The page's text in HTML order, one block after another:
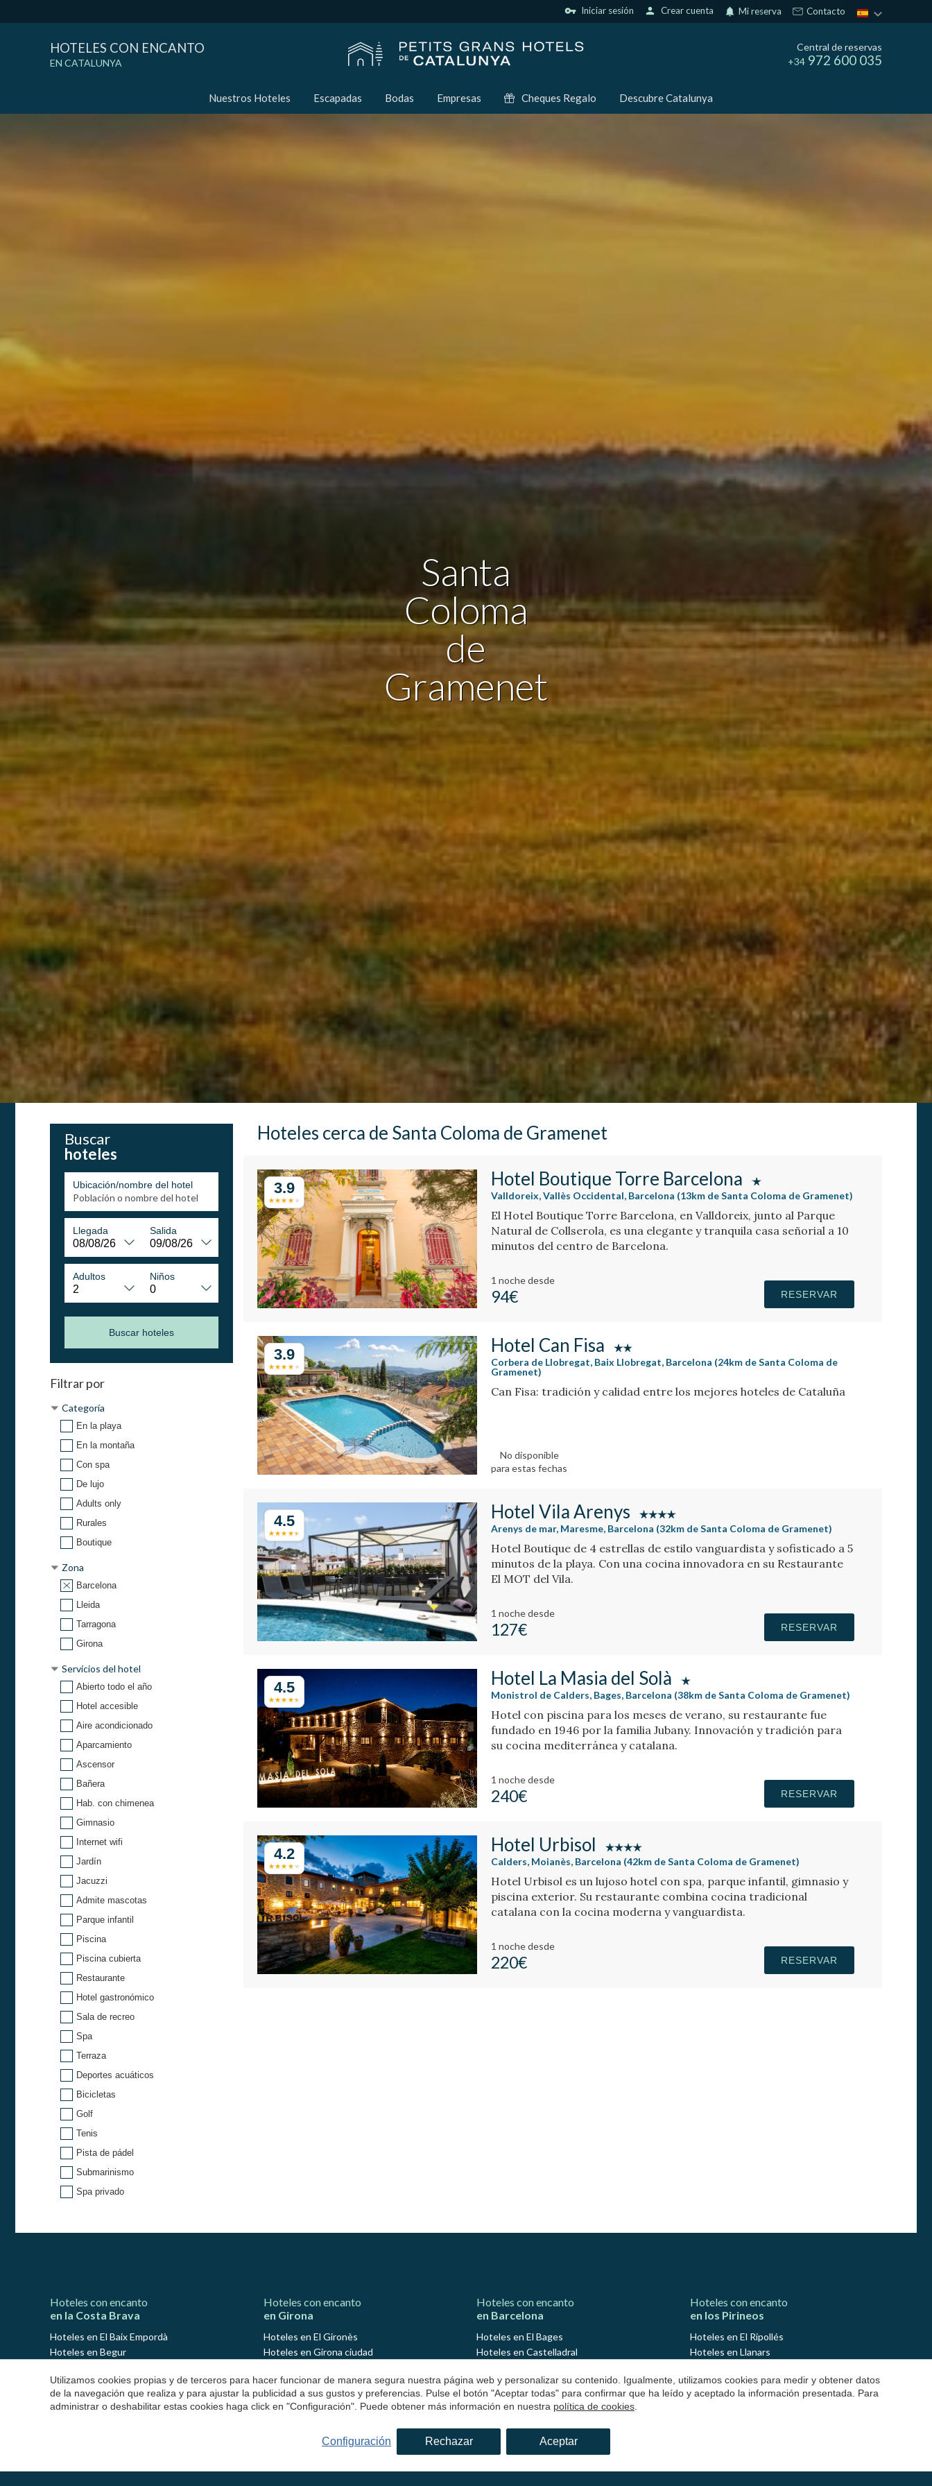
vpn_key Iniciar sesión person Crear cuenta notifications Mi reserva Contacto
HOTELES CON ENCANTO
EN CATALUNYA
Central de reservas
+34 972 600 035
Nuestros Hoteles Escapadas Bodas Empresas Cheques Regalo Descubre Catalunya
Santa
Coloma
de
Gramenet
Buscar
hoteles
Ubicación/nombre del hotel
Llegada Salida
Adultos Niños
Buscar hoteles
Filtrar por
Categoría
En la playa
En la montaña
Con spa
De lujo
Adults only
Rurales
Boutique
Zona
Barcelona
Lleida
Tarragona
Girona
Servicios del hotel
Abierto todo el año
Hotel accesible
Aire acondicionado
Aparcamiento
Ascensor
Bañera
Hab. con chimenea
Gimnasio
Internet wifi
Jardín
Jacuzzi
Admite mascotas
Parque infantil
Piscina
Piscina cubierta
Restaurante
Hotel gastronómico
Sala de recreo
Spa
Terraza
Deportes acuáticos
Bicicletas
Golf
Tenis
Pista de pádel
Submarinismo
Spa privado
Hoteles cerca de Santa Coloma de Gramenet
3.9 Hotel Boutique Torre Barcelona
Valldoreix, Vallès Occidental, Barcelona (13km de Santa Coloma de Gramenet)
El Hotel Boutique Torre Barcelona, en Valldoreix, junto al Parque
Natural de Collserola, es una elegante y tranquila casa señorial a 10
minutos del centro de Barcelona.
1 nochedesde
94€ RESERVAR
3.9 Hotel Can Fisa
Corbera de Llobregat, Baix Llobregat, Barcelona (24km de Santa Coloma de
Gramenet)
Can Fisa: tradición y calidad entre los mejores hoteles de Cataluña
No disponible
para estas fechas
4.5 Hotel Vila Arenys
Arenys de mar, Maresme, Barcelona (32km de Santa Coloma de Gramenet)
Hotel Boutique de 4 estrellas de estilo vanguardista y sofisticado a 5
minutos de la playa. Con una cocina innovadora en su Restaurante
El MOT del Vila.
1 nochedesde
127€ RESERVAR
4.5 Hotel La Masia del Solà
Monistrol de Calders, Bages, Barcelona (38km de Santa Coloma de Gramenet)
Hotel con piscina para los meses de verano, su restaurante fue
fundado en 1946 por la familia Jubany. Innovación y tradición para
su cocina mediterránea y catalana.
1 nochedesde
240€ RESERVAR
4.2 Hotel Urbisol
Calders, Moianès, Barcelona (42km de Santa Coloma de Gramenet)
Hotel Urbisol es un lujoso hotel con spa, parque infantil, gimnasio y
piscina exterior. Su restaurante combina cocina tradicional
catalana con la cocina moderna y vanguardista.
1 nochedesde
220€ RESERVAR
Hoteles con encanto
en la Costa Brava
Hoteles en El Baix Empordà
Hoteles en Begur
Hoteles en Llafranc
Hoteles en Platja d'Aro
Hoteles en Palamós
Hoteles en Sant Antoni de Calonge
Hoteles con encanto
en Girona
Hoteles en El Gironès
Hoteles en Girona ciudad
Hoteles en Cantallops
Hoteles en Madremanya
Hoteles en Maçanet de Cabrenys
Hoteles en Lloret de Mar
Hoteles en San Julián de Ramis
Hoteles con encanto
en Barcelona
Hoteles en El Bages
Hoteles en Castelladral
Hoteles en El Barcelonés
Hoteles en El Maresme
Hoteles en Arenys de Mar
Hoteles en Osona
Hoteles en Sant Julià de Vilatorta
Hoteles en El Vallés Occidental
Hoteles en Valldoreix
Hoteles con encanto
en los Pirineos
Hoteles en El Ripollés
Hoteles en Llanars
Hoteles en Ribes de Freser
Hoteles en Setcases
Hoteles en Sant Llorenç de Morunys
Utilizamos cookies propias y de terceros para hacer funcionar de manera segura nuestra página web y personalizar su contenido. Igualmente, utilizamos cookies para medir y obtener datos
de la navegación que realiza y para ajustar la publicidad a sus gustos y preferencias. Pulse el botón "Aceptar todas" para confirmar que ha leído y aceptado la información presentada. Para
administrar o deshabilitar estas cookies haga click en "Configuración". Puede obtener más información en nuestra política de cookies
Configuración Rechazar Aceptar
Este sitio web utiliza Cookies propias para recopilar información con la finalidad de
mejorar nuestros servicios. Si continua navegando, supone la aceptación de la
pudiendo, si así lo desea, impedir que sean instaladas en su disco duro, aunque
Permiten realizar el seguimiento y análisis del comportamiento de los usuarios de este
sitio web. La información recogida mediante este tipo de cookies se utiliza en la
medición de la actividad de la web para la elaboración de perfiles de navegación de
los usuarios con el fin de introducir mejoras en función del análisis de los datos de uso
que hacen los usuarios del servicio. Permiten guardar la información de preferencia
del usuario para mejorar la calidad de nuestros servicios y para ofrecer una mejor
experiencia a través de productos recomendados.
Marketing y publicidad
Estas cookies son utilizadas para almacenar información sobre las preferencias y
elecciones personales del usuario a través de la observación continuada de sus
hábitos de navegación. Gracias a ellas, podemos conocer los hábitos de navegación
en el sitio web y mostrar publicidad relacionada con el perfil de navegación del